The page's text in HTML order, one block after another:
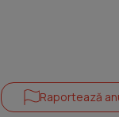
Raportează